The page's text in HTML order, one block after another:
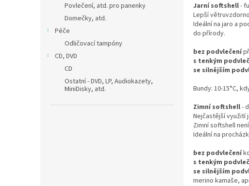
Povlečení, atd. pro panenky
Domečky, atd.
Péče
Odličovací tampóny
CD, DVD
CD
Ostatní - DVD, LP, Audiokazety,
MiniDisky, atd.
Jarní softshell-
Lepší
Ideální na jaro a
do přírody.
bez podvlečení
s tenkým
se silnějším
Bundy: 10-15°C,
Zimní softshell-
Nejčastější využití
Zimní softshell
Ideální na
bez podvlečení
s tenkým
se silnějším
merino kamaše,